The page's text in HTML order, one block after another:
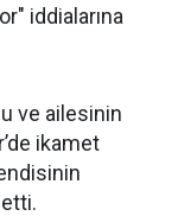
iddialarına
ve ailesinin
ikamet